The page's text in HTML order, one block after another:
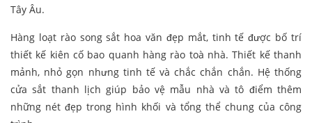
Tây Âu.
Hàng loạt rào song sắt hoa văn đẹp mắt, tinh tế được bố trí
thiết kế kiên cố bao quanh hàng rào toà nhà. Thiết kế thanh
mảnh, nhỏ gọn nhưng tinh tế và chắc chắn chắn. Hệ thống
cửa sắt thanh lịch giúp bảo vệ mẫu nhà và tô điểm thêm
những nét đẹp trong hình khối và tổng thể chung của công